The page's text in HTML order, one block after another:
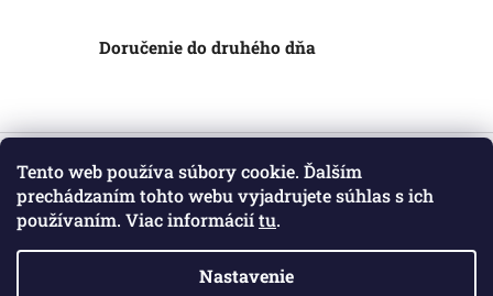
Tento web používa súbory cookie. Ďalším
prechádzaním tohto webu vyjadrujete súhlas s ich
používaním. Viac informáciítu.
Nastavenie
Doručenie do druhého dňa
Z
Informácie pre vás
Obchodné podmienky